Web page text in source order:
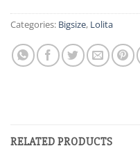
Categories: Bigsize, Lolita
RELATED PRODUCTS